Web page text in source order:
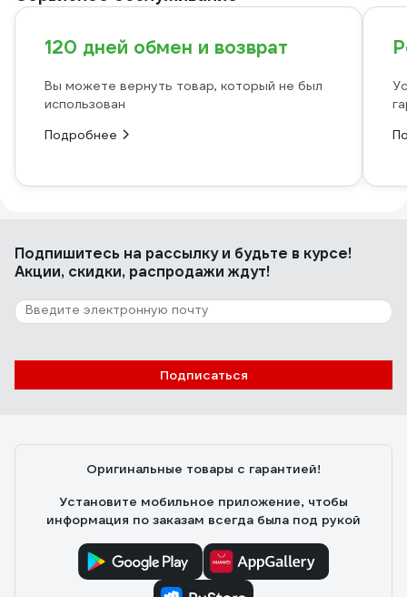
120 дней обмен и возврат
Вы можете вернуть товар, который не был
использован
Подробнее
Подпишитесь на рассылкуи будьте в курсе!
Акции, скидки, распродажи ждут!
Подписаться
Оригинальные товары с гарантией!
Установите мобильное приложение, чтобы
информация по заказам всегда была под рукой